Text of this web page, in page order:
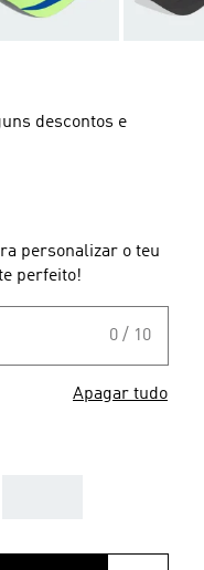
descontos e
personalizar o teu
perfeito!
0 / 10
Apagar tudo